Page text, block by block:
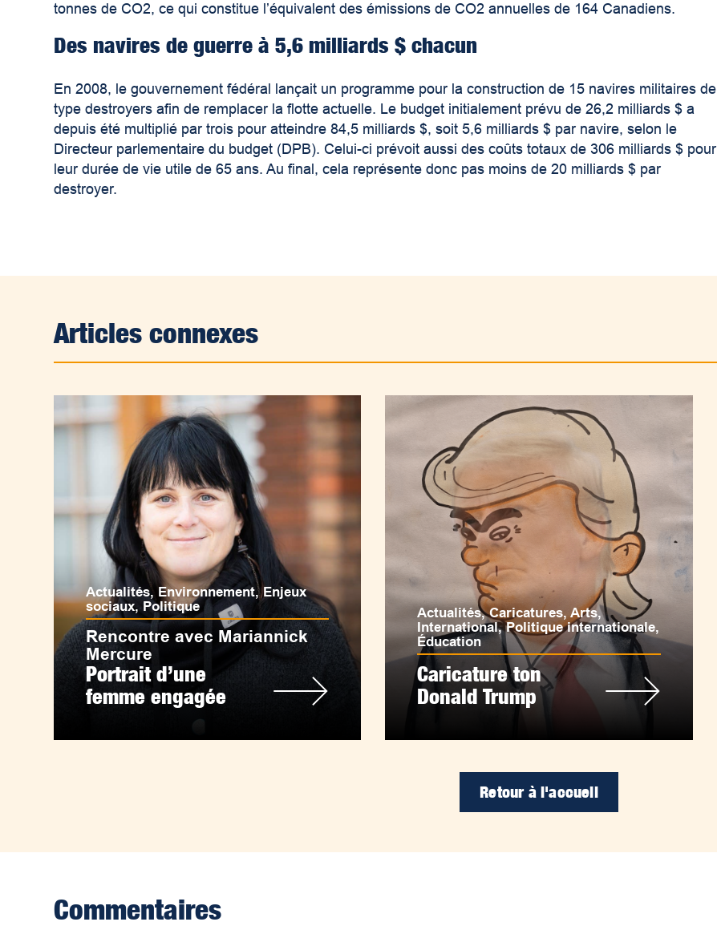
tonnes de CO2, ce qui constitue l’équivalent des émissions de CO2 annuelles de 164 Canadiens.
Des navires de guerre à 5,6 milliards $ chacun
En 2008, le gouvernement fédéral lançait un programme pour la construction de 15 navires militaires de
type destroyers afin de remplacer la flotte actuelle. Le budget initialement prévu de 26,2 milliards $ a
depuis été multiplié par trois pour atteindre 84,5 milliards $, soit 5,6 milliards $ par navire, selon le
Directeur parlementaire du budget (DPB). Celui-ci prévoit aussi des coûts totaux de 306 milliards $ pour
leur durée de vie utile de 65 ans. Au final, cela représente donc pas moins de 20 milliards $ par
destroyer.
Articles connexes
Actualités, Environnement,Enjeux
sociaux, Politique
Rencontre avec Mariannick
Mercure
Portrait d’une
femme engagée
Actualités,Caricatures,Arts,
International,Politique internationale,
Éducation
Caricature ton
Donald Trump
Retour à l'accueil
Commentaires